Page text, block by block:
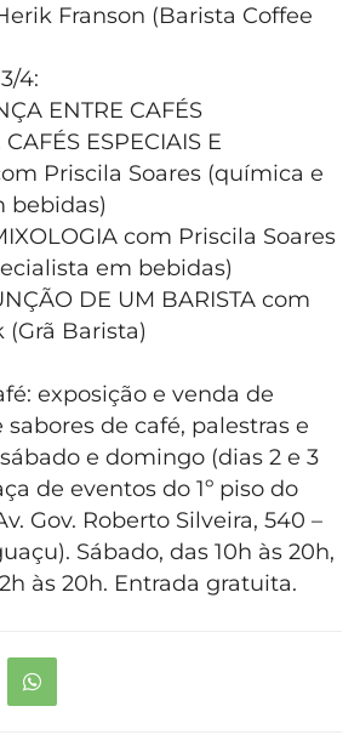
Franson (Barista Coffee
4:
ENTRE CAFÉS
ESPECIAIS E
Priscila Soares (química e
bebidas)
com Priscila Soares
em bebidas)
DE UM BARISTA com
Barista)
exposição e venda de
de café, palestras e
e domingo (dias 2 e 3
de eventos do 1º piso do
Gov. Roberto Silveira, 540 –
Sábado, das 10h às 20h,
às 20h. Entrada gratuita.